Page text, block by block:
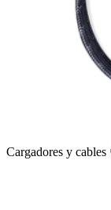
Cargadores y cables